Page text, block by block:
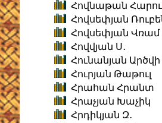
Հովնաթան
Հովսեփյան
Հովսեփյան Վռամ
Հովվյան Ս․
Հունանյան Արծվի
Հուրյան Թաթուլ
Հրահան Հրանտ
Հրաչյան Խաչիկ
Հրդիկյան Զ․